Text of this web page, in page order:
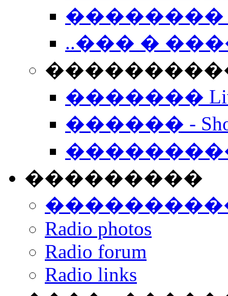
��������
..��� �
����������
�������
������ -
���������
Radio photos
Radio forum
Radio links